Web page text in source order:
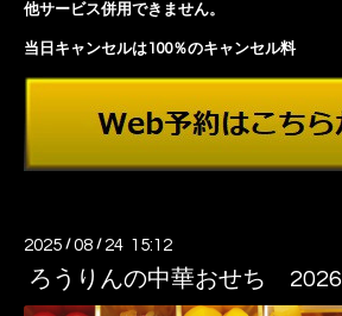
他サービス併用できません。
当日キャンセルは100％のキャンセル料
2025 /08 / 24 15:12
ろうりんの中華おせち 2026